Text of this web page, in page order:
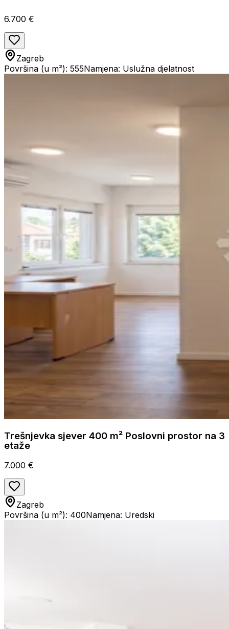
6.700 €
Zagreb
Površina (u m²): 555Namjena: Uslužna djelatnost
Trešnjevka sjever 400 m² Poslovni prostor na 3
etaže
7.000 €
Zagreb
Površina (u m²): 400Namjena: Uredski